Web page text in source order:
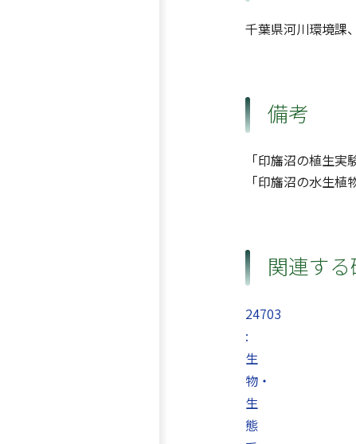
千葉県河川環境
備考
「印旛沼の植生
「印旛沼の水生
関連す
24703
:
生
物・
生
態